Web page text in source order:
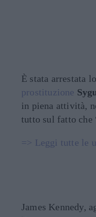
È stata arrestata
prostituzione
in piena attività,
tutto sul fatto che
=> Leggi tutte le
James Kennedy,